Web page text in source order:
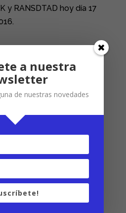
y RANSDTAD hoy día 17
a nuestra
de nuestras novedades